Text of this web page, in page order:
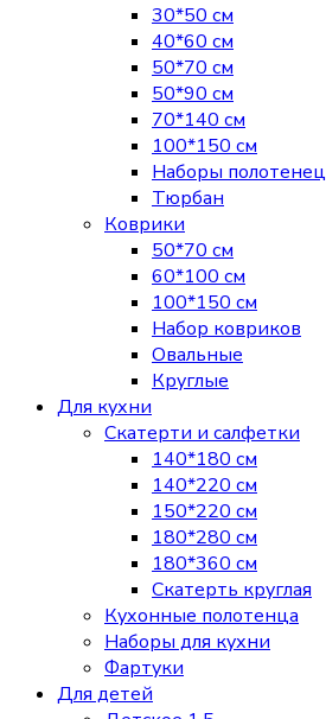
30*50 см
40*60 см
50*70 см
50*90 см
70*140 см
100*150 см
Наборы полотенец
Тюрбан
Коврики
50*70 см
60*100 см
100*150 см
Набор ковриков
Овальные
Круглые
Для кухни
Скатерти и салфетки
140*180 см
140*220 см
150*220 см
180*280 см
180*360 см
Скатерть круглая
Кухонные полотенца
Наборы для кухни
Фартуки
Для детей